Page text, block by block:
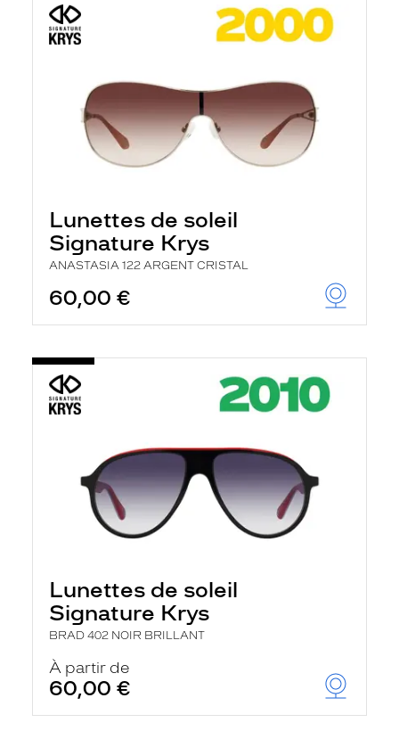
Lunettes de soleil
Signature Krys
ANASTASIA 122 ARGENT CRISTAL
60,00 €
Lunettes de soleil
Signature Krys
BRAD 402 NOIR BRILLANT
À partir de
60,00 €